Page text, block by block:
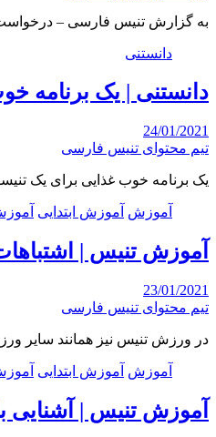
به گزارش تنیس فارسی – درخواست
دانستنی
دانستنی | یک برنامه
24/01/2021
تیم محتوای تنیس فارسی
یک برنامه خوب غذایی برای یک
آموزش آموزش ابتدایی
آموزش تنیس |
23/01/2021
تیم محتوای تنیس فارسی
در ورزش تنیس نیز همانند سایر
آموزش آموزش ابتدایی
آموزش تنیس | آشنایی